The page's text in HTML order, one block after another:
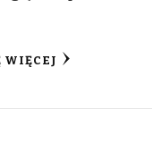
WIĘCEJ